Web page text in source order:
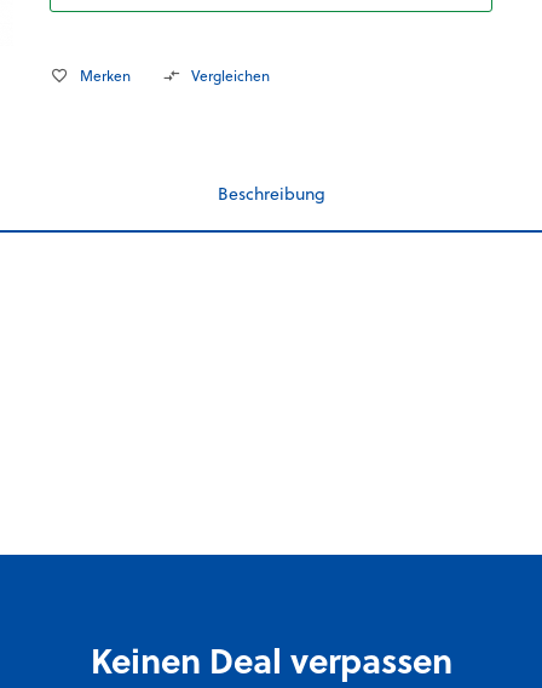
Merken Vergleichen
Beschreibung
Keinen Deal verpassen